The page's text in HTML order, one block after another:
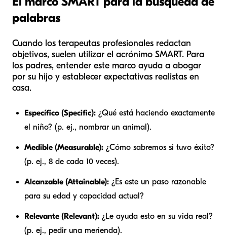
palabras
Cuando los terapeutas profesionales redactan
objetivos, suelen utilizar el acrónimo SMART. Para
los padres, entender este marco ayuda a abogar
por su hijo y establecer expectativas realistas en
casa.
Específico (Specific): ¿Qué está haciendo exactamente
el niño? (p. ej., nombrar un animal).
Medible (Measurable): ¿Cómo sabremos si tuvo éxito?
(p. ej., 8 de cada 10 veces).
Alcanzable (Attainable): ¿Es este un paso razonable
para su edad y capacidad actual?
Relevante (Relevant): ¿Le ayuda esto en su vida real?
(p. ej., pedir una merienda).